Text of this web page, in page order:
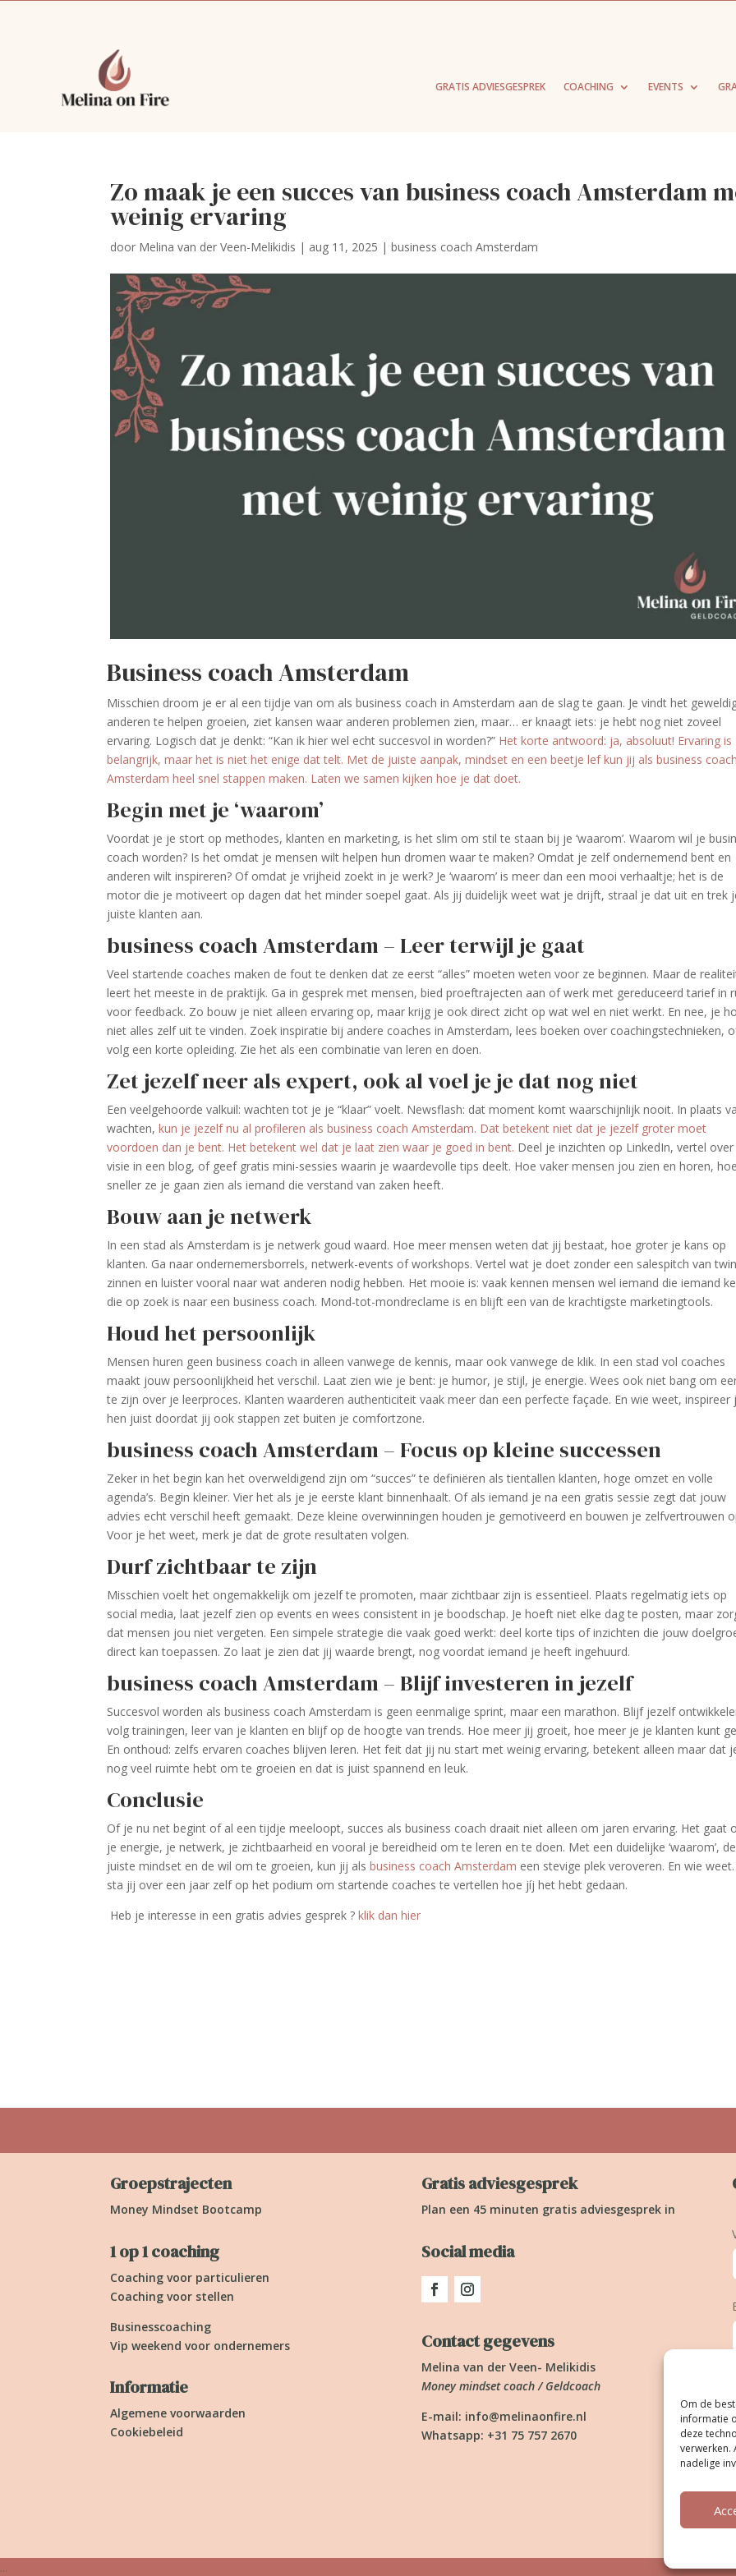
Om de
informatie
deze
verwerken.
nadelige
GRATIS ADVIESGESPREK COACHING EVENTS
Zo maak je een succes van business coach Amsterdam
weinig ervaring
door Melina van der Veen-Melikidis | aug 11, 2025 |business coach Amsterdam
Business coach Amsterdam
Misschien droom je er al een tijdje van om als business coach in Amsterdam aan de slag te gaan. Je vindt het
anderen te helpen groeien, ziet kansen waar anderen problemen zien, maar… er knaagt iets: je hebt nog niet zoveel
ervaring. Logisch dat je denkt: “Kan ik hier wel echt succesvol in worden?” Het korte antwoord: ja, absoluut! Ervaring is
belangrijk, maar het is niet het enige dat telt. Met de juiste aanpak, mindset en een beetje lef kun jij als business coach
Amsterdam heel snel stappen maken. Laten we samen kijken hoe je dat doet.
Begin met je ‘waarom’
Voordat je je stort op methodes, klanten en marketing, is het slim om stil te staan bij je ‘waarom’. Waarom wil je
coach worden? Is het omdat je mensen wilt helpen hun dromen waar te maken? Omdat je zelf ondernemend bent en
anderen wilt inspireren? Of omdat je vrijheid zoekt in je werk? Je ‘waarom’ is meer dan een mooi verhaaltje; het is de
motor die je motiveert op dagen dat het minder soepel gaat. Als jij duidelijk weet wat je drijft, straal je dat uit en trek
juiste klanten aan.
business coach Amsterdam – Leer terwijl je gaat
Veel startende coaches maken de fout te denken dat ze eerst “alles” moeten weten voor ze beginnen. Maar de
leert het meeste in de praktijk. Ga in gesprek met mensen, bied proeftrajecten aan of werk met gereduceerd tarief in
voor feedback. Zo bouw je niet alleen ervaring op, maar krijg je ook direct zicht op wat wel en niet werkt. En nee, je
niet alles zelf uit te vinden. Zoek inspiratie bij andere coaches in Amsterdam, lees boeken over coachingstechnieken,
volg een korte opleiding. Zie het als een combinatie van leren en doen.
Zet jezelf neer als expert, ook al voel je je dat nog niet
Een veelgehoorde valkuil: wachten tot je je “klaar” voelt. Newsflash: dat moment komt waarschijnlijk nooit. In plaats
wachten,kun je jezelf nu al profileren als business coach Amsterdam. Dat betekent niet dat je jezelf groter moet
voordoen dan je bent. Het betekent wel dat je laat zien waar je goed in bent. Deel je inzichten op LinkedIn, vertel over
visie in een blog, of geef gratis mini-sessies waarin je waardevolle tips deelt. Hoe vaker mensen jou zien en horen, hoe
sneller ze je gaan zien als iemand die verstand van zaken heeft.
Bouw aan je netwerk
In een stad als Amsterdam is je netwerk goud waard. Hoe meer mensen weten dat jij bestaat, hoe groter je kans op
klanten. Ga naar ondernemersborrels, netwerk-events of workshops. Vertel wat je doet zonder een salespitch van
zinnen en luister vooral naar wat anderen nodig hebben. Het mooie is: vaak kennen mensen wel iemand die iemand
die op zoek is naar een business coach. Mond-tot-mondreclame is en blijft een van de krachtigste marketingtools.
Houd het persoonlijk
Mensen huren geen business coach in alleen vanwege de kennis, maar ook vanwege de klik. In een stad vol coaches
maakt jouw persoonlijkheid het verschil. Laat zien wie je bent: je humor, je stijl, je energie. Wees ook niet bang om
te zijn over je leerproces. Klanten waarderen authenticiteit vaak meer dan een perfecte façade. En wie weet, inspireer
hen juist doordat jij ook stappen zet buiten je comfortzone.
business coach Amsterdam – Focus op kleine successen
Zeker in het begin kan het overweldigend zijn om “succes” te definiëren als tientallen klanten, hoge omzet en volle
agenda’s. Begin kleiner. Vier het als je je eerste klant binnenhaalt. Of als iemand je na een gratis sessie zegt dat jouw
advies echt verschil heeft gemaakt. Deze kleine overwinningen houden je gemotiveerd en bouwen je zelfvertrouwen
Voor je het weet, merk je dat de grote resultaten volgen.
Durf zichtbaar te zijn
Misschien voelt het ongemakkelijk om jezelf te promoten, maar zichtbaar zijn is essentieel. Plaats regelmatig iets op
social media, laat jezelf zien op events en wees consistent in je boodschap. Je hoeft niet elke dag te posten, maar
dat mensen jou niet vergeten. Een simpele strategie die vaak goed werkt: deel korte tips of inzichten die jouw
direct kan toepassen. Zo laat je zien dat jij waarde brengt, nog voordat iemand je heeft ingehuurd.
business coach Amsterdam – Blijf investeren in jezelf
Succesvol worden als business coach Amsterdam is geen eenmalige sprint, maar een marathon. Blijf jezelf
volg trainingen, leer van je klanten en blijf op de hoogte van trends. Hoe meer jij groeit, hoe meer je je klanten kunt
En onthoud: zelfs ervaren coaches blijven leren. Het feit dat jij nu start met weinig ervaring, betekent alleen maar dat
nog veel ruimte hebt om te groeien en dat is juist spannend en leuk.
Conclusie
Of je nu net begint of al een tijdje meeloopt, succes als business coach draait niet alleen om jaren ervaring. Het gaat
je energie, je netwerk, je zichtbaarheid en vooral je bereidheid om te leren en te doen. Met een duidelijke ‘waarom’, de
juiste mindset en de wil om te groeien, kun jij alsbusiness coach Amsterdam een stevige plek veroveren. En wie
sta jij over een jaar zelf op het podium om startende coaches te vertellen hoe jíj het hebt gedaan.
Heb je interesse in een gratis advies gesprek ­­?klik dan hier
Groepstrajecten
Money Mindset Bootcamp
1 op 1 coaching
Coaching voor particulieren
Coaching voor stellen
Businesscoaching
Vip weekend voor ondernemers
Informatie
Algemene voorwaarden
Cookiebeleid
Gratis adviesgesprek
Plan een 45 minuten gratis adviesgesprek in
Social media
Contact gegevens
Melina van der Veen- Melikidis
Money mindset coach / Geldcoach
E-mail: info@melinaonfire.nl
Whatsapp: +31 75 757 2670
...